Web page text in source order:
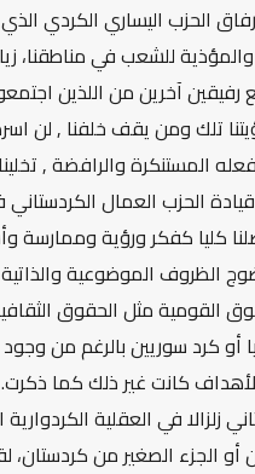
الحزب اليساري الكردي
والمؤذية للشعب في
رفيقين آخرين من اللذين
تلك ومن يقف خلفنا , لن
المستنكرة والرافضة ,
الحزب العمال الكردستاني
كليا كفكر ورؤية وممارسة
الظروف الموضوعية والذاتية
القومية مثل الحقوق
كرد سوريين بالرغم من وجود
كانت غير ذلك كما
زلزالا في العقلية
الجزء الصغير من كردستان،